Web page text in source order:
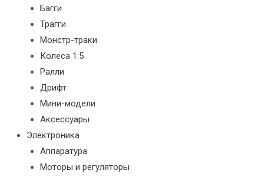
Багги
Трагги
Монстр-траки
Колеса 1:5
Ралли
Дрифт
Мини-модели
Аксессуары
Электроника
Аппаратура
Моторы и регуляторы